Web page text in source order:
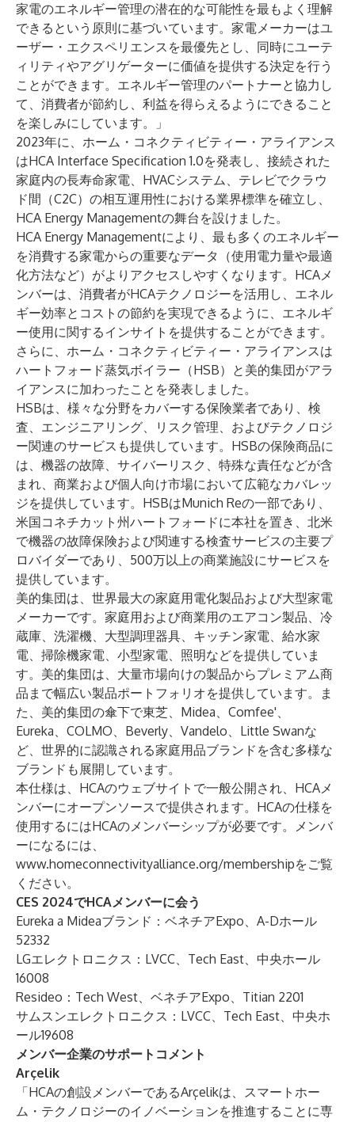
家電のエネルギー管理の潜在的な可能性を最もよく理解
できるという原則に基づいています。家電メーカーはユ
ーザー・エクスペリエンスを最優先とし、同時にユーテ
ィリティやアグリゲーターに価値を提供する決定を行う
ことができます。エネルギー管理のパートナーと協力し
て、消費者が節約し、利益を得らえるようにできること
を楽しみにしています。」
2023年に、ホーム・コネクティビティー・アライアンス
はHCA Interface Specification 1.0を発表 し、接続された
家庭内の長寿命家電、HVACシステム、テレビでクラウ
ド間（C2C）の相互運用性における業界標準を確立し、
HCA Energy Managementの舞台を設けました。
HCA Energy Managementにより、最も多くのエネルギー
を消費する家電からの重要なデータ（使用電力量や最適
化方法など）がよりアクセスしやすくなります。HCAメ
ンバーは、消費者がHCAテクノロジーを活用し、エネル
ギー効率とコストの節約を実現できるように、エネルギ
ー使用に関するインサイトを提供することができます。
さらに、ホーム・コネクティビティー・アライアンスは
ハートフォード蒸気ボイラー（HSB）と美的集団がアラ
イアンスに加わったことを発表しました。
HSBは、様々な分野をカバーする保険業者であり、検
査、エンジニアリング、リスク管理、およびテクノロジ
ー関連のサービスも提供しています。HSBの保険商品に
は、機器の故障、サイバーリスク、特殊な責任などが含
まれ、商業および個人向け市場において広範なカバレッ
ジを提供しています。HSBはMunich Reの一部であり、
米国コネチカット州ハートフォードに本社を置き、北米
で機器の故障保険および関連する検査サービスの主要プ
ロバイダーであり、500万以上の商業施設にサービスを
提供しています。
美的集団は、世界最大の家庭用電化製品および大型家電
メーカーです。家庭用および商業用のエアコン製品、冷
蔵庫、洗濯機、大型調理器具、キッチン家電、給水家
電、掃除機家電、小型家電、照明などを提供していま
す。美的集団は、大量市場向けの製品からプレミアム商
品まで幅広い製品ポートフォリオを提供しています。ま
た、美的集団の傘下で東芝、Midea、Comfee'、
Eureka、COLMO、Beverly、Vandelo、Little Swanな
ど、世界的に認識される家庭用品ブランドを含む多様な
ブランドも展開しています。
本仕様は、HCAのウェブサイトで一般公開され、HCAメ
ンバーにオープンソースで提供されます。HCAの仕様を
使用するにはHCAのメンバーシップが必要です。メンバ
ーになるには、
www.homeconnectivityalliance.org/membershipをご覧
ください。
CES 2024でHCAメンバーに会う
Eureka a Mideaブランド：ベネチアExpo、A-Dホール
52332
LGエレクトロニクス：LVCC、Tech East、中央ホール
16008
Resideo：Tech West、ベネチアExpo、 Titian 2201
サムスンエレクトロニクス：LVCC、Tech East、中央ホ
ール19608
メンバー企業のサポートコメント
Arçelik
「HCAの創設メンバーであるArçelikは、スマートホー
ム・テクノロジーのイノベーションを推進することに専